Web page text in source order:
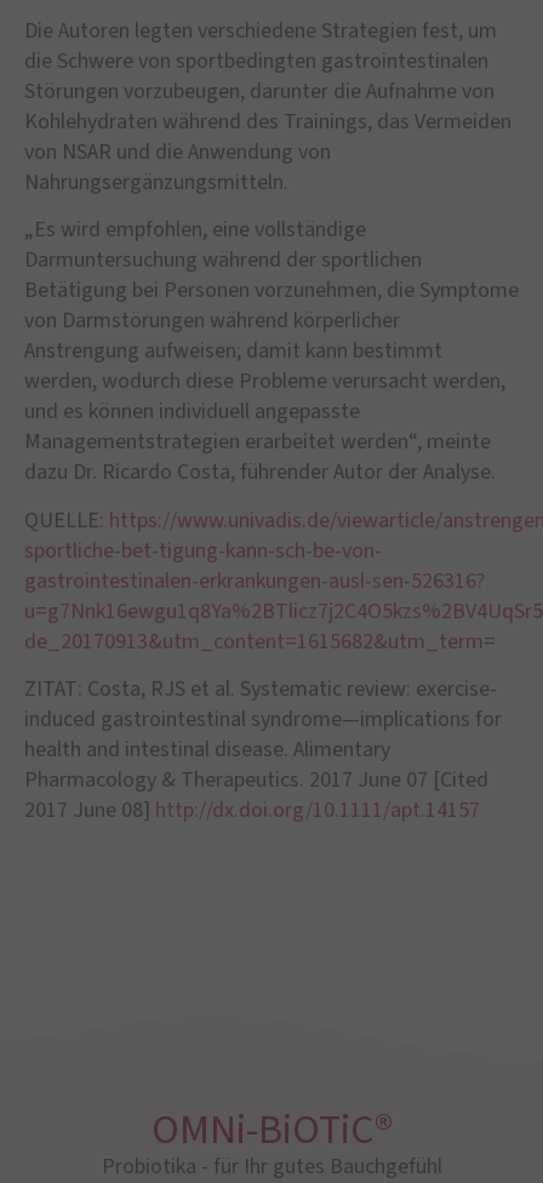
Die Autoren legten verschiedene Strategien fest, um
die Schwere von sportbedingten gastrointestinalen
Störungen vorzubeugen, darunter die Aufnahme von
Kohlehydraten während des Trainings, das Vermeiden
von NSAR und die Anwendung von
Nahrungsergänzungsmitteln.
„Es wird empfohlen, eine vollständige
Darmuntersuchung während der sportlichen
Betätigung bei Personen vorzunehmen, die Symptome
von Darmstörungen während körperlicher
Anstrengung aufweisen; damit kann bestimmt
werden, wodurch diese Probleme verursacht werden,
und es können individuell angepasste
Managementstrategien erarbeitet werden“, meinte
dazu Dr. Ricardo Costa, führender Autor der Analyse.
QUELLE: https://www.univadis.de/viewarticle/
sportliche-bet-tigung-kann-sch-be-von-
gastrointestinalen-erkrankungen-ausl-sen-526316?
de_20170913&utm_content=1615682&utm_term=
ZITAT: Costa, RJS et al. Systematic review: exercise-
induced gastrointestinal syndrome—implications for
health and intestinal disease. Alimentary
Pharmacology & Therapeutics. 2017 June 07 [Cited
2017 June 08] http://dx.doi.org/10.1111/apt.14157
OMNi-BiOTiC®
Probiotika - für Ihr gutes Bauchgefühl​